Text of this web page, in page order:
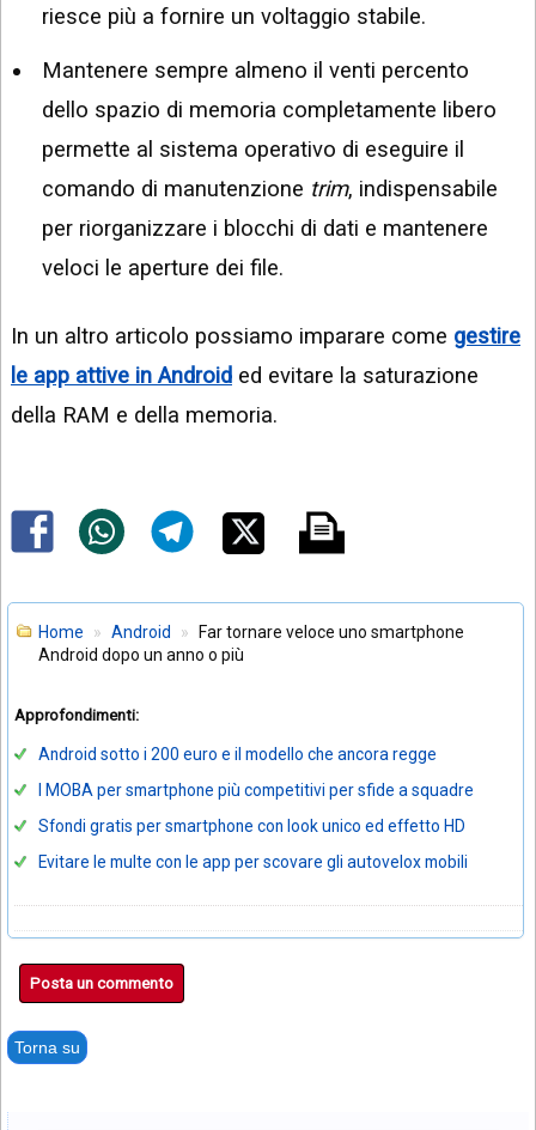
riesce più a fornire un voltaggio stabile.
Mantenere sempre almeno il venti percento
dello spazio di memoria completamente libero
permette al sistema operativo di eseguire il
comando di manutenzione trim, indispensabile
per riorganizzare i blocchi di dati e mantenere
veloci le aperture dei file.
In un altro articolo possiamo imparare come gestire
le app attive in Android ed evitare la saturazione
della RAM e della memoria.
Home Android
Far tornare veloce uno smartphone
Android dopo un anno o più
Approfondimenti:
Android sotto i 200 euro e il modello che ancora regge
I MOBA per smartphone più competitivi per sfide a squadre
Sfondi gratis per smartphone con look unico ed effetto HD
Evitare le multe con le app per scovare gli autovelox mobili
Posta un commento
Torna su